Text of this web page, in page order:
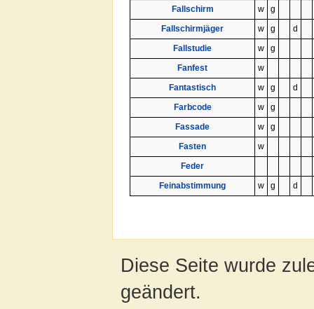
Fallschirm
w
g
Fallschirmjäger
w g
d
Fallstudie
w
g
Fanfest
w
Fantastisch
w g
d
Farbcode
w
g
Fassade
w
g
Fasten
w
Feder
Feinabstimmung
w g d
Diese Seite wurde
geändert.